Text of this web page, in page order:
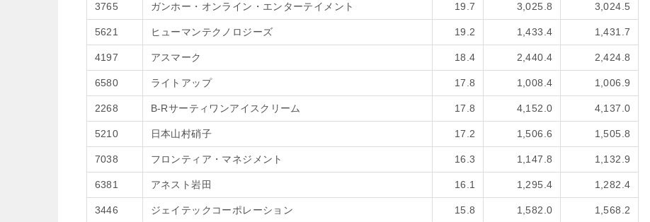
3765 ガンホー・オンライン・エンターテイメント 19.7 3,025.8 3,024.5
5621 ヒューマンテクノロジーズ 19.2 1,433.4 1,431.7
4197 アスマーク 18.4 2,440.4 2,424.8
6580 ライトアップ 17.8 1,008.4 1,006.9
2268 B-Rサーティワンアイスクリーム 17.8 4,152.0 4,137.0
5210 日本山村硝子 17.2 1,506.6 1,505.8
7038 フロンティア・マネジメント 16.3 1,147.8 1,132.9
6381 アネスト岩田 16.1 1,295.4 1,282.4
3446 ジェイテックコーポレーション 15.8 1,582.0 1,568.2